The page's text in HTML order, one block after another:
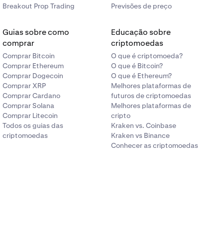
Breakout Prop Trading
Previsões de preço
Guias sobre como
comprar
Comprar Bitcoin
Comprar Ethereum
Comprar Dogecoin
Comprar XRP
Comprar Cardano
Comprar Solana
Comprar Litecoin
Todos os guias das
criptomoedas
Educação sobre
criptomoedas
O que é criptomoeda?
O que é Bitcoin?
O que é Ethereum?
Melhores plataformas de
futuros de criptomoedas
Melhores plataformas de
cripto
Kraken vs. Coinbase
Kraken vs Binance
Conhecer as criptomoedas